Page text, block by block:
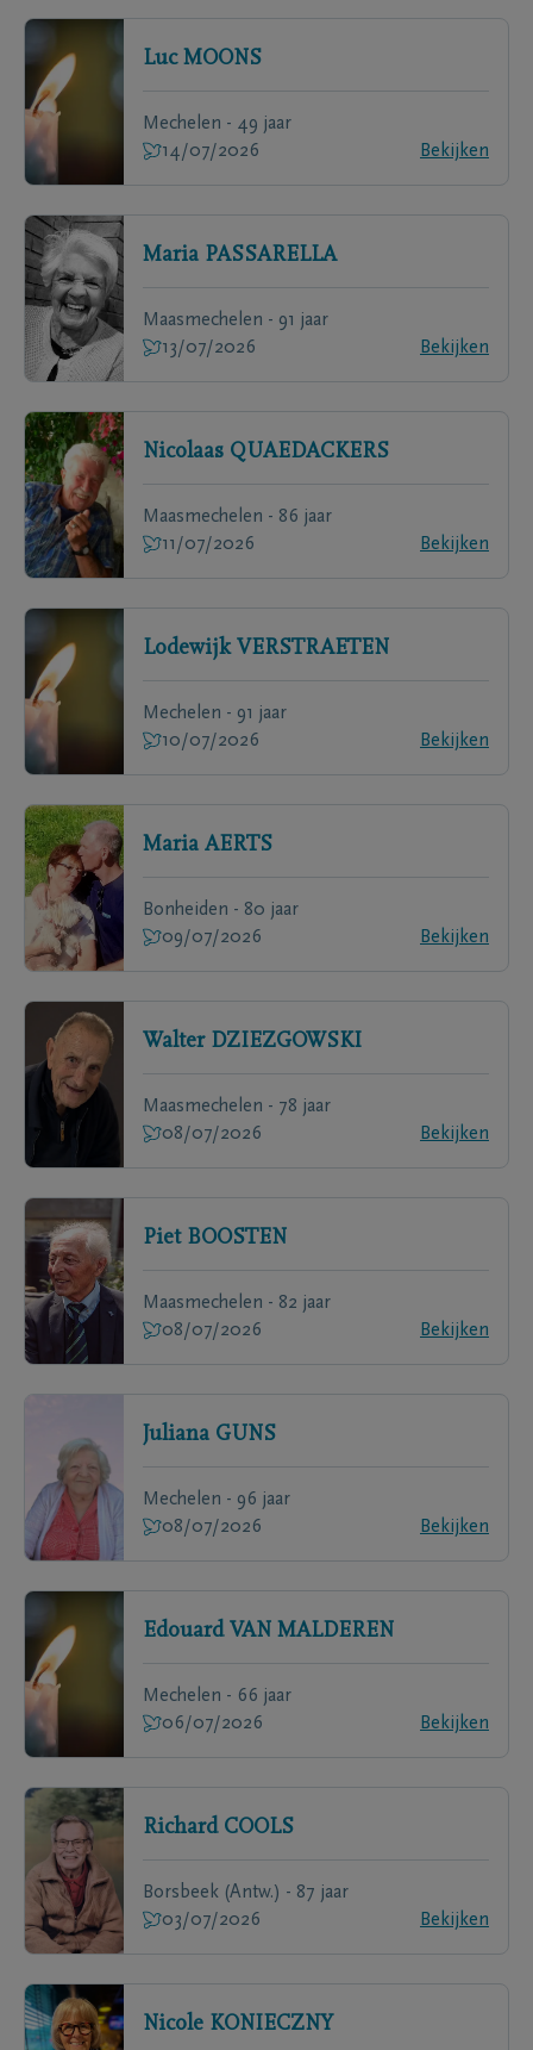
Luc MOONS
Mechelen - 49 jaar
14/07/2026
Bekijken
Maria PASSARELLA
Maasmechelen - 91 jaar
13/07/2026
Bekijken
Nicolaas QUAEDACKERS
Maasmechelen - 86 jaar
11/07/2026
Bekijken
Lodewijk VERSTRAETEN
Mechelen - 91 jaar
10/07/2026
Bekijken
Maria AERTS
Bonheiden - 80 jaar
09/07/2026
Bekijken
Walter DZIEZGOWSKI
Maasmechelen - 78 jaar
08/07/2026
Bekijken
Piet BOOSTEN
Maasmechelen - 82 jaar
08/07/2026
Bekijken
Juliana GUNS
Mechelen - 96 jaar
08/07/2026
Bekijken
Edouard VAN MALDEREN
Mechelen - 66 jaar
06/07/2026
Bekijken
Richard COOLS
Borsbeek (Antw.) - 87 jaar
03/07/2026
Bekijken
Nicole KONIECZNY